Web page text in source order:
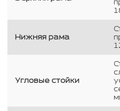
Нижняя рама
Угловые стойки